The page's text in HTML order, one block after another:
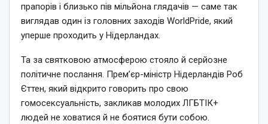
прапорів і близько пів мільйона глядачів — саме так
виглядав один із головних заходів WorldPride, який
уперше проходить у Нідерландах.
Та за святковою атмосферою стояло й серйозне
політичне послання. Прем’єр-міністр Нідерландів Роб
Єттен, який відкрито говорить про свою
гомосексуальність, закликав молодих ЛГБТІК+
людей не ховатися й не боятися бути собою.